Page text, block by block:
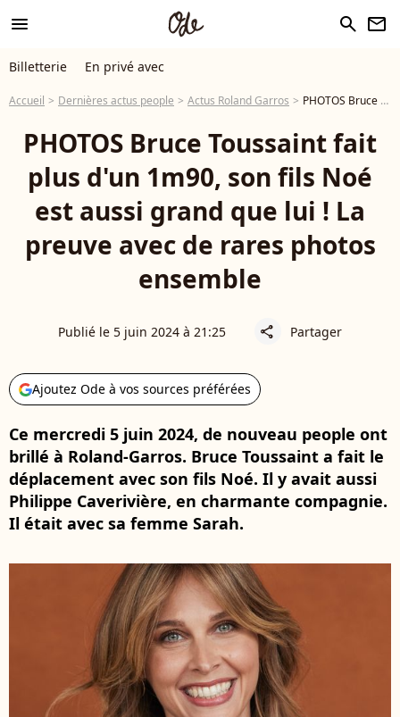
menu search newsletter
Billetterie En privé avec
Accueil Dernières actus people Actus Roland Garros PHOTOS Bruce Toussaint fait plus d'un 1m90, son fils Noé est aussi grand que lui ! La preuve avec de rares photos ensemble
PHOTOS Bruce Toussaint fait
plus d'un 1m90, son fils Noé
est aussi grand que lui ! La
preuve avec de rares photos
ensemble
Publié le 5 juin 2024 à 21:25 share Partager
Ajoutez Ode à vos sources préférées
Ce mercredi 5 juin 2024, de nouveau people ont
brillé à Roland-Garros. Bruce Toussaint a fait le
déplacement avec son fils Noé. Il y avait aussi
Philippe Caverivière, en charmante compagnie.
Il était avec sa femme Sarah.